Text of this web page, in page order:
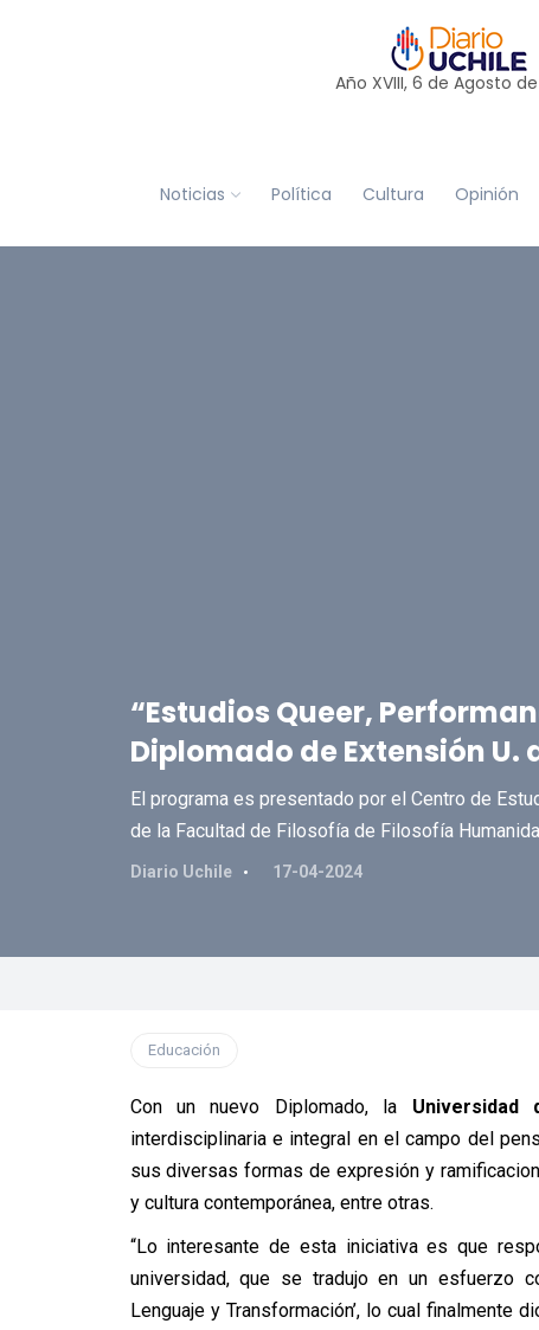
Año XVIII, 6 de Agosto
Noticias Política Cultura Opinión
“Estudios Queer,
Diplomado de Extensión U.
El programa es presentado por el Centro de
de la Facultad de Filosofía de Filosofía
Diario Uchile 17-04-2024
Educación
Con un nuevo Diplomado, la Universidad
interdisciplinaria e integral en el campo del
sus diversas formas de expresión y
y cultura contemporánea, entre otras.
“Lo interesante de esta iniciativa es que
universidad, que se tradujo en un esfuerzo
Lenguaje y Transformación’, lo cual finalmente